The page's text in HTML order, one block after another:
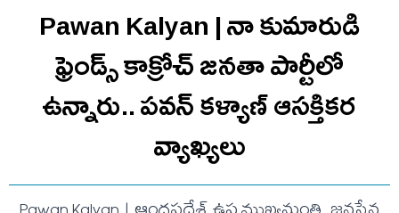
Pawan Kalyan | నా కుమారుడి
ఫ్రెండ్స్ కాక్రోచ్ జనతా పార్టీలో
ఉన్నారు.. ప‌వ‌న్ క‌ళ్యాణ్ ఆసక్తిక‌ర
వ్యాఖ్య‌లు